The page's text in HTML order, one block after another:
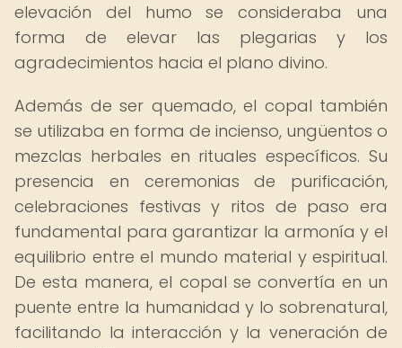
elevación del humo se consideraba una
forma de elevar las plegarias y los
agradecimientos hacia el plano divino.
Además de ser quemado, el copal también
se utilizaba en forma de incienso, ungüentos o
mezclas herbales en rituales específicos. Su
presencia en ceremonias de purificación,
celebraciones festivas y ritos de paso era
fundamental para garantizar la armonía y el
equilibrio entre el mundo material y espiritual.
De esta manera, el copal se convertía en un
puente entre la humanidad y lo sobrenatural,
facilitando la interacción y la veneración de